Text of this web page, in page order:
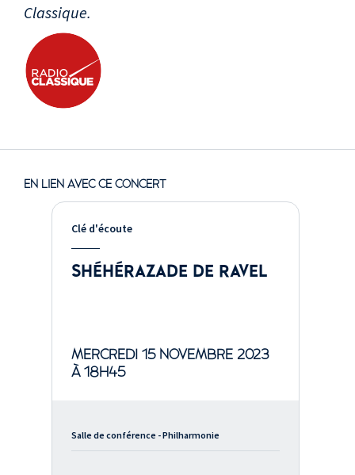
Classique.
EN LIEN AVEC CE CONCERT
Clé d'écoute
SHÉHÉRAZADE DE RAVEL
MERCREDI 15 NOVEMBRE 2023
À 18H45
Salle de conférence - Philharmonie